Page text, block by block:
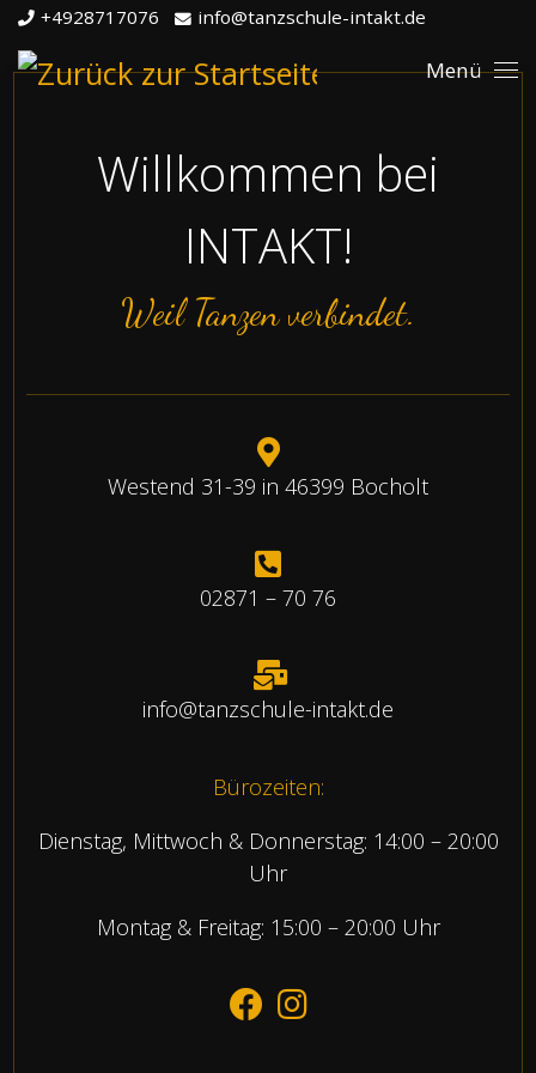
+4928717076 info@tanzschule-intakt.de
Willkommen bei
INTAKT!
Weil Tanzen verbindet.
Westend 31-39 in 46399 Bocholt
02871 – 70 76
info@tanzschule-intakt.de
Bürozeiten:
Dienstag, Mittwoch & Donnerstag: 14:00 – 20:00
Uhr
Montag & Freitag: 15:00 – 20:00 Uhr
fab fa-facebook
fab fa-instagram